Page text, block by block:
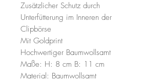
Zusätzlicher Schutz durch
Unterfütterung im Inneren der
Clipbörse
Mit Goldprint
Hochwertiger Baumwollsamt
Maße: H: 8 cm B: 11 cm
Material: Baumwollsamt